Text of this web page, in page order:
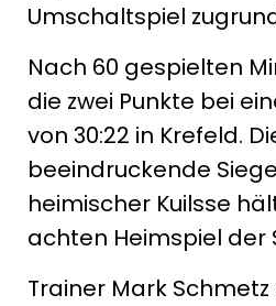
Umschaltspiel
Nach 60 gespielten
die zwei Punkte bei
von 30:22 in Krefeld.
beeindruckende
heimischer Kuilsse
achten Heimspiel der
Trainer Mark Schmetz